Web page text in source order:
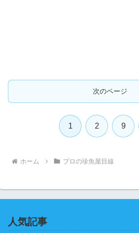
次のページ
1 2 9
ホーム プロの珍魚屋目線
人気記事